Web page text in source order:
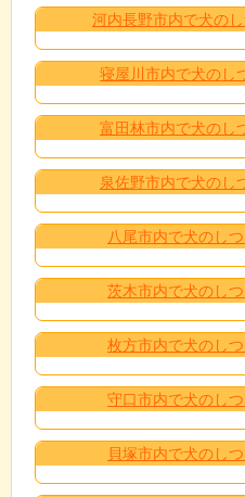
河内長野市内で犬の
寝屋川市内で犬のし
富田林市内で犬のし
泉佐野市内で犬のし
八尾市内で犬のし
茨木市内で犬のし
枚方市内で犬のし
守口市内で犬のし
貝塚市内で犬のし